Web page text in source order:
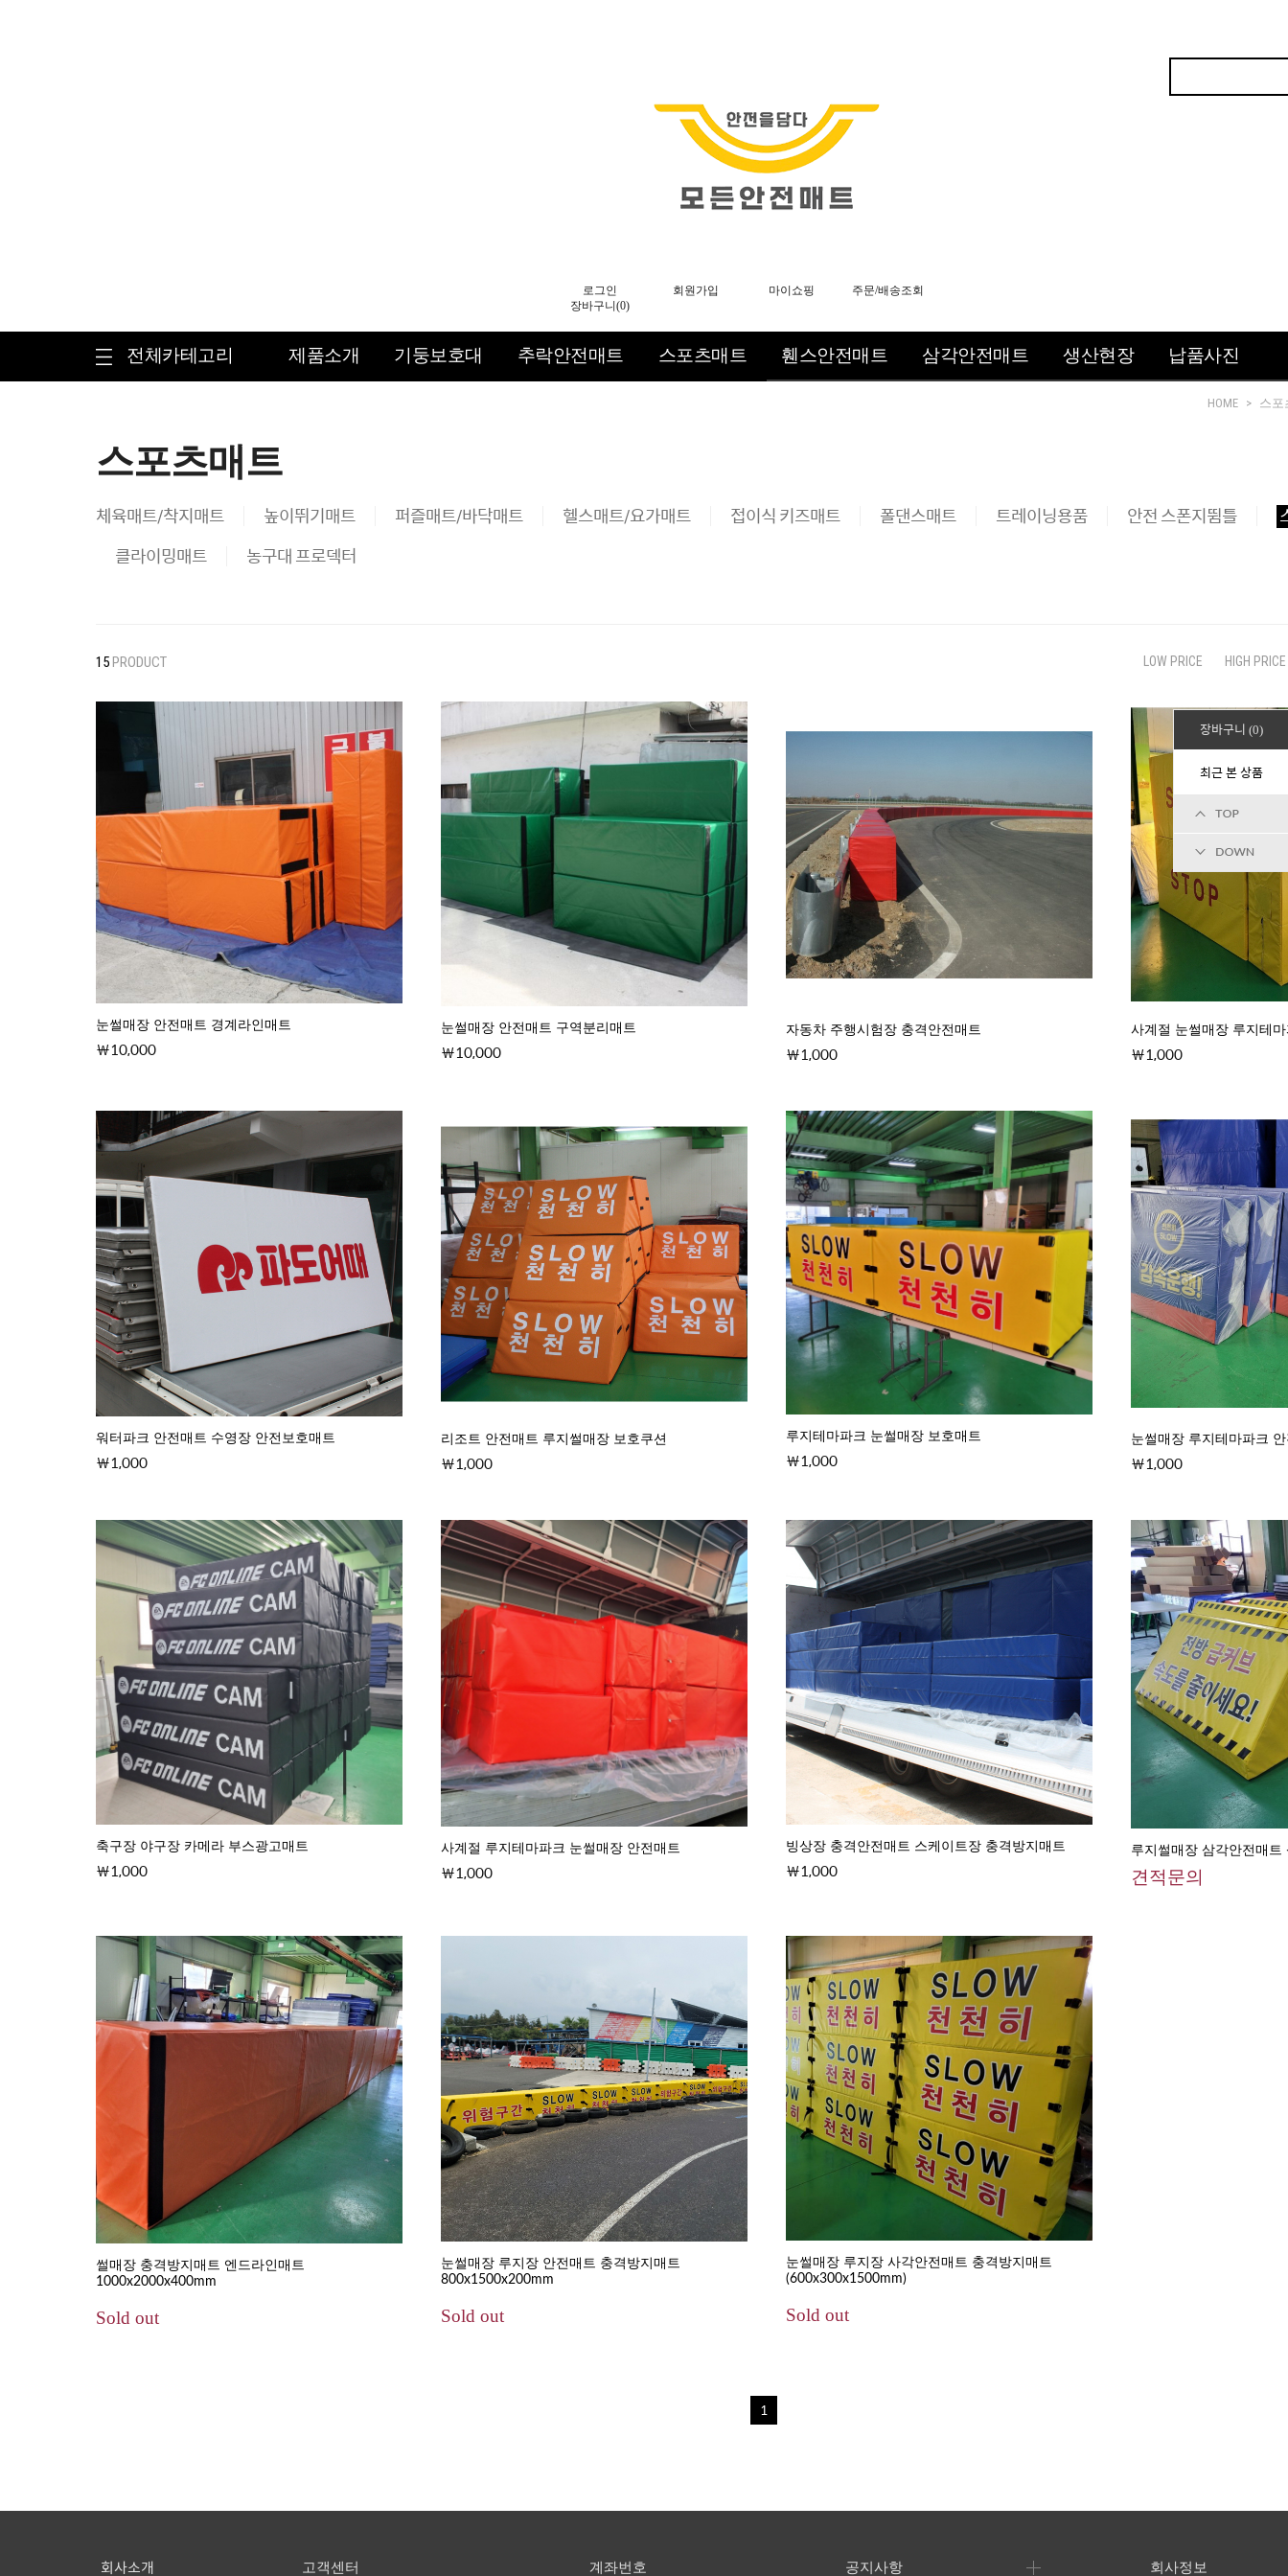
장바구니 0
최근 본 상품
로그인 회원가입 마이쇼핑
주문/배송조회
장바구니(0)
전체카테고리 제품소개 기둥보호대 추락안전매트 스포츠매트 휀스안전매트 삼각안전매트 생산현장 납품사진
HOME > 스포
스포츠매트
체육매트/착지매트 높이뛰기매트 퍼즐매트/바닥매트 헬스매트/요가매트 접이식 키즈매트 폴댄스매트 트레이닝용품 안전 스폰지뜀틀
클라이밍매트
농구대 프로덱터
15PRODUCT LOW PRICE HIGH PRICE
눈썰매장 안전매트 경계라인매트
10,000
눈썰매장 안전매트 구역분리매트
10,000
자동차 주행시험장 충격안전매트
1,000
사계절 눈썰매장 루지테
1,000
워터파크 안전매트 수영장 안전보호매트
1,000
리조트 안전매트 루지썰매장 보호쿠션
1,000
루지테마파크 눈썰매장 보호매트
1,000
눈썰매장 루지테마파크
1,000
축구장 야구장 카메라 부스광고매트
1,000
사계절 루지테마파크 눈썰매장 안전매트
1,000
빙상장 충격안전매트 스케이트장 충격방지매트
1,000
루지썰매장 삼각안전매트
견적문의
썰매장 충격방지매트 엔드라인매트
1000x2000x400mm
Sold out
눈썰매장 루지장 안전매트 충격방지매트
800x1500x200mm
Sold out
눈썰매장 루지장 사각안전매트 충격방지매트
(600x300x1500mm)
Sold out
1
회사소개 고객센터 계좌번호 공지사항 회사정보